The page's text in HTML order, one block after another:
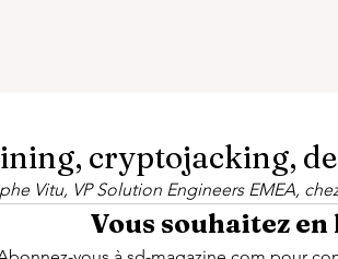
cryptojacking,
Vitu, VP Solution Engineers EMEA,
Vous souhaitez